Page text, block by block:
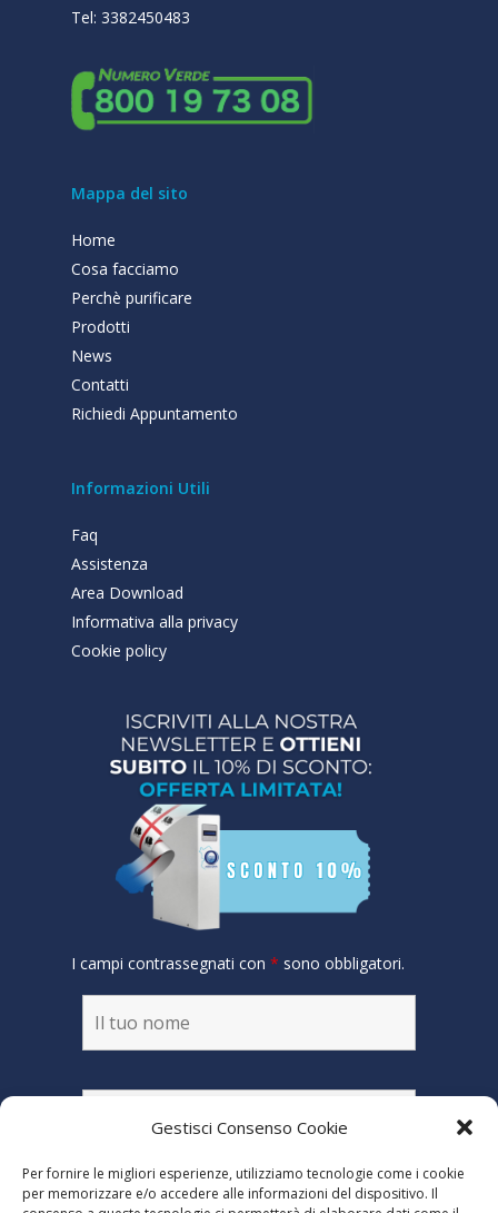
Gestisci Consenso Cookie
Per fornire le migliori esperienze, utilizziamo tecnologie come i cookie
per memorizzare e/o accedere alle informazioni del dispositivo. Il
Tel: 3382450483
Mappa del sito
Home
Cosa facciamo
Perchè purificare
Prodotti
News
Contatti
Richiedi Appuntamento
Informazioni Utili
Faq
Assistenza
Area Download
Informativa alla privacy
Cookie policy
I campi contrassegnati con * sono obbligatori.